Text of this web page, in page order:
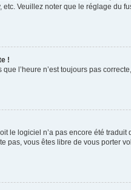
Veuillez noter que le réglage du
!
l’heure n’est toujours pas
le logiciel n’a pas encore été
pas, vous êtes libre de vous porter